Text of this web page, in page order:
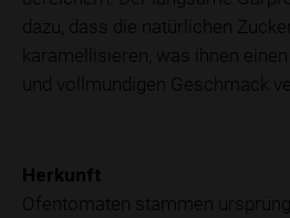
dazu, dass die natürlichen
karamellisieren, was ihnen
und vollmundigen Geschmack
Herkunft
Ofentomaten stammen